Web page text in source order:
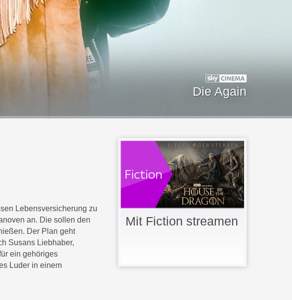
Die Again
Lebensversicherung zu
an. Die sollen den
Der Plan geht
Susans Liebhaber,
ein gehöriges
Luder in einem
Mit Fiction streamen